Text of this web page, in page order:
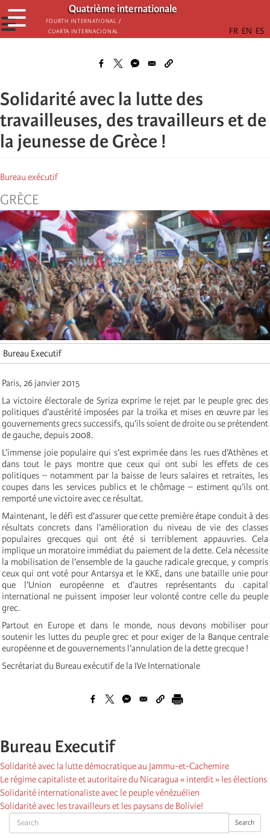
Aller
au
contenu
Quatrième internationale
Fourth International /
Cuarta Internacional
☰
☰
Search Search
Solidarité avec la lutte des
travailleuses, des travailleurs et de
la jeunesse de Grèce !
Bureau exécutif
GRÈCE
Bureau Executif
Paris, 26 janvier 2015
La victoire électorale de Syriza exprime le rejet par le peuple grec des
politiques d’austérité imposées par la troïka et mises en œuvre par les
gouvernements grecs successifs, qu’ils soient de droite ou se prétendent
de gauche, depuis 2008.
L’immense joie populaire qui s’est exprimée dans les rues d’Athènes et
dans tout le pays montre que ceux qui ont subi les effets de ces
politiques – notamment par la baisse de leurs salaires et retraites, les
coupes dans les services publics et le chômage – estiment qu’ils ont
remporté une victoire avec ce résultat.
Maintenant, le défi est d’assurer que cette première étape conduit à des
résultats concrets dans l’amélioration du niveau de vie des classes
populaires grecques qui ont été si terriblement appauvries. Cela
implique un moratoire immédiat du paiement de la dette. Cela nécessite
la mobilisation de l’ensemble de la gauche radicale grecque, y compris
ceux qui ont voté pour Antarsya et le KKE, dans une bataille unie pour
que l’Union européenne et d’autres représentants du capital
international ne puissent imposer leur volonté contre celle du peuple
grec.
Partout en Europe et dans le monde, nous devons mobiliser pour
soutenir les luttes du peuple grec et pour exiger de la Banque centrale
européenne et de gouvernements l’annulation de la dette grecque !
Secrétariat du Bureau exécutif de la IVe Internationale
Bureau Executif
Solidarité avec la lutte démocratique au Jammu-et-Cachemire
Le régime capitaliste et autoritaire du Nicaragua « interdit » les élections
Solidarité internationaliste avec le peuple vénézuélien
Solidarité avec les travailleurs et les paysans de Bolivie!